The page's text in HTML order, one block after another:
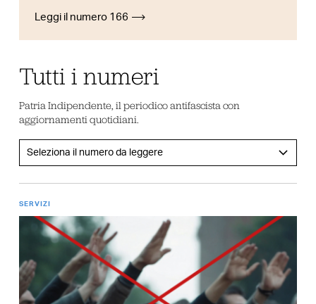
Leggi il numero 166
Tutti i numeri
Patria Indipendente, il periodico antifascista con
aggiornamenti quotidiani.
SERVIZI